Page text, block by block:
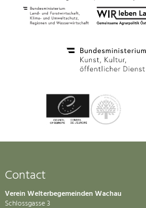
Contact
Verein Welterbegemeinden Wachau
Schlossgasse 3